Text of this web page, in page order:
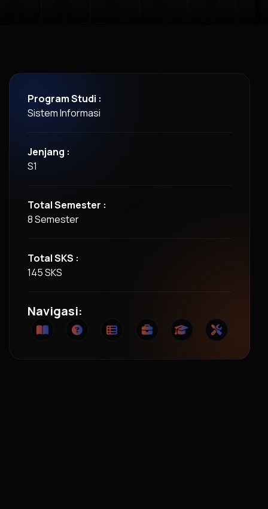
Program Studi :
Sistem Informasi
Jenjang :
S1
Total Semester :
8 Semester
Total SKS :
145 SKS
Navigasi: